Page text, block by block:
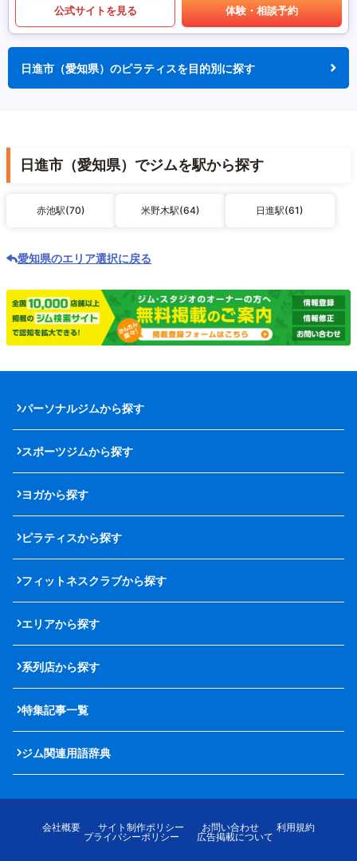
公式サイトを見る 体験・相談予約
日進市（愛知県）のピラティスを目的別に探す
日進市（愛知県）でジムを駅から探す
赤池駅(70) 米野木駅(64) 日進駅(61)
愛知県のエリア選択に戻る
パーソナルジムから探す
スポーツジムから探す
ヨガから探す
ピラティスから探す
フィットネスクラブから探す
エリアから探す
系列店から探す
特集記事一覧
ジム関連用語辞典
会社概要 サイト制作ポリシー お問い合わせ
利用規約
プライバシーポリシー
広告掲載について